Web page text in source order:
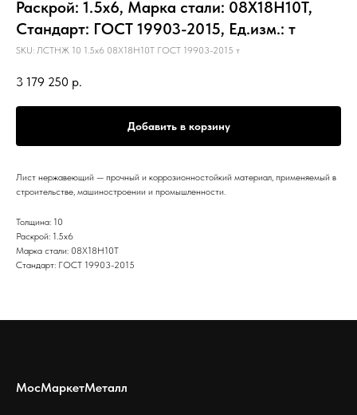
Раскрой: 1.5х6, Марка стали: 08Х18Н10Т,
Стандарт: ГОСТ 19903-2015, Ед.изм.: т
SKU: ЛСТНЖ 10 1.5х6 08Х18Н10Т ГОСТ 19903-2015 т
3 179 250 р.
Добавить в корзину
Лист нержавеющий — прочный и коррозионностойкий материал, применяемый в
строительстве, машиностроении и промышленности.
Толщина: 10
Раскрой: 1.5х6
Марка стали: 08Х18Н10Т
Стандарт: ГОСТ 19903-2015
МосМаркетМеталл